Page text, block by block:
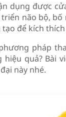
dụng được
não bộ,
tạo để kích
pháp
hiệu quả? Bài
này nhé.